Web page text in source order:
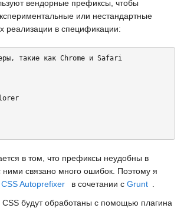
вендорные префиксы, чтобы
или нестандартные
реализации в спецификации:
такие как Chrome и Safari
в том, что префиксы неудобны в
ними связано много ошибок. Поэтому я
CSS Autoprefixer в сочетании с Grunt
CSS будут обработаны с помощью плагина